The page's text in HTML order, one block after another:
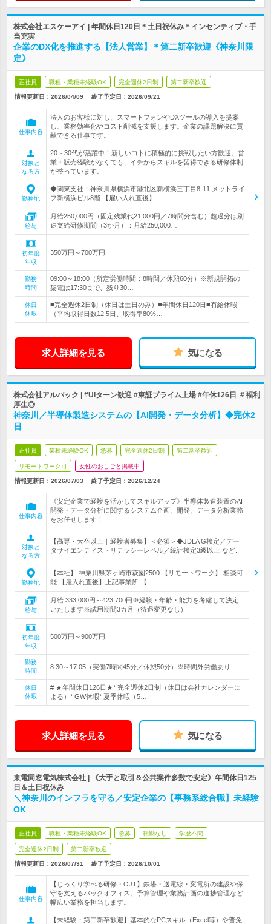
株式会社エスケーアイ | 年間休日120日＊土日祝休み＊インセンティブ・手
当充実
企業のDX化を推進する【法人営業】＊第二新卒歓迎《神奈川限
定》
正社員 職種・業種未経験OK 完全週休2日制 第二新卒歓迎
情報更新日：2026/04/09 終了予定日： 2026/09/21
仕事内容
法人のお客様に対し、スマートフォンやDXツールの導入を提案
し、業務効率化やコスト削減を支援します。企業の課題解決に貢
献できる仕事です。
対象と
なる方
20～30代が活躍中！新しいコトに積極的に挑戦したい方歓迎。営
業・販売経験がなくても、イチからスキルを習得できる研修体制
が整っています。
勤務地
◆関東支社：神奈川県横浜市港北区新横浜三丁目8-11 メットライ
フ新横浜ビル8階 【雇い入れ直後】…
給与
月給250,000円（固定残業代21,000円／7時間分含む）超過分は別
途支給研修期間（3か月）：月給250,000…
初年度
年収
350万円～700万円
勤務
時間
09:00～18:00（所定労働時間：8時間／休憩60分）※新規開拓の
架電は17:30まで、残り30…
休日
休暇
■完全週休2日制（休日は土日のみ）■年間休日120日■有給休暇
（平均取得日数12.5日、取得率80%…
求人詳細を見る 気になる
株式会社アルバック | #UIターン歓迎 #東証プライム上場 #年休126日 ＃福利
厚生◎
神奈川／半導体製造システムの【AI開発・データ分析】◆完休2
日
正社員 業種未経験OK 急募 完全週休2日制 第二新卒歓迎
リモートワーク可 女性のおしごと掲載中
情報更新日：2026/07/03 終了予定日： 2026/12/24
仕事内容
《安定企業で経験を活かしてスキルアップ》半導体製造装置のAI
開発・データ分析に関するシステム企画、開発、データ分析業務
をお任せします！
対象と
なる方
【高専・大卒以上｜経験者募集】＜必須＞◆JDLA G検定／デー
タサイエンティストリテラシーレベル／統計検定3級以上 など...
勤務地
【本社】 神奈川県茅ヶ崎市萩園2500 【リモートワーク】 相談可
能 【雇入れ直後】上記事業所 【…
給与
月給 333,000円～423,700円※経験・年齢・能力を考慮して決定
いたします※試用期間3カ月（待遇変更なし）
初年度
年収
500万円～900万円
勤務
時間
8:30～17:05（実働7時間45分／休憩50分）※時間外労働あり
休日
休暇
# ★年間休日126日★* 完全週休2日制（休日は会社カレンダーに
よる）* GW休暇* 夏季休暇（5…
求人詳細を見る 気になる
東電同窓電気株式会社 | 《大手と取引＆公共案件多数で安定》年間休日125
日＆土日祝休み
＼神奈川のインフラを守る／安定企業の【事務系総合職】未経験
OK
正社員 職種・業種未経験OK 急募 転勤なし 学歴不問
完全週休2日制 第二新卒歓迎
情報更新日：2026/07/31 終了予定日： 2026/10/01
仕事内容
【じっくり学べる研修・OJT】鉄塔・送電線・変電所の建設や保
守を支えるバックオフィス。予算管理や業務計画の進捗管理など
幅広い業務を担当します。
【未経験・第二新卒歓迎】基本的なPCスキル（Excel等）や普免